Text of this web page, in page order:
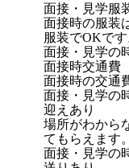
面接・見学服
面接時の服装
服装でOKです
面接・見学の
面接時交通費
面接時の交通
面接・見学の
迎えあり
場所がわから
てもらえます。
面接・見学の